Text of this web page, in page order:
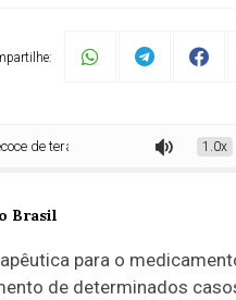
terapia contra câncer de mama 1.0x
para o
de determinados